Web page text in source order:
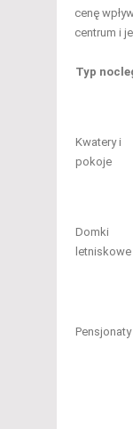
cenę
centrum i
Typ
Kwatery i
pokoje
Domki
letniskowe
Pensjonaty